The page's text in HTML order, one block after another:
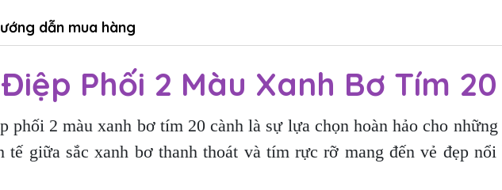
dẫn mua hàng
Phối 2 Màu Xanh Bơ Tím
phối 2 màu xanh bơ tím 20 cành là sự lựa chọn hoàn hảo cho
tế giữa sắc xanh bơ thanh thoát và tím rực rỡ mang đến vẻ đẹp